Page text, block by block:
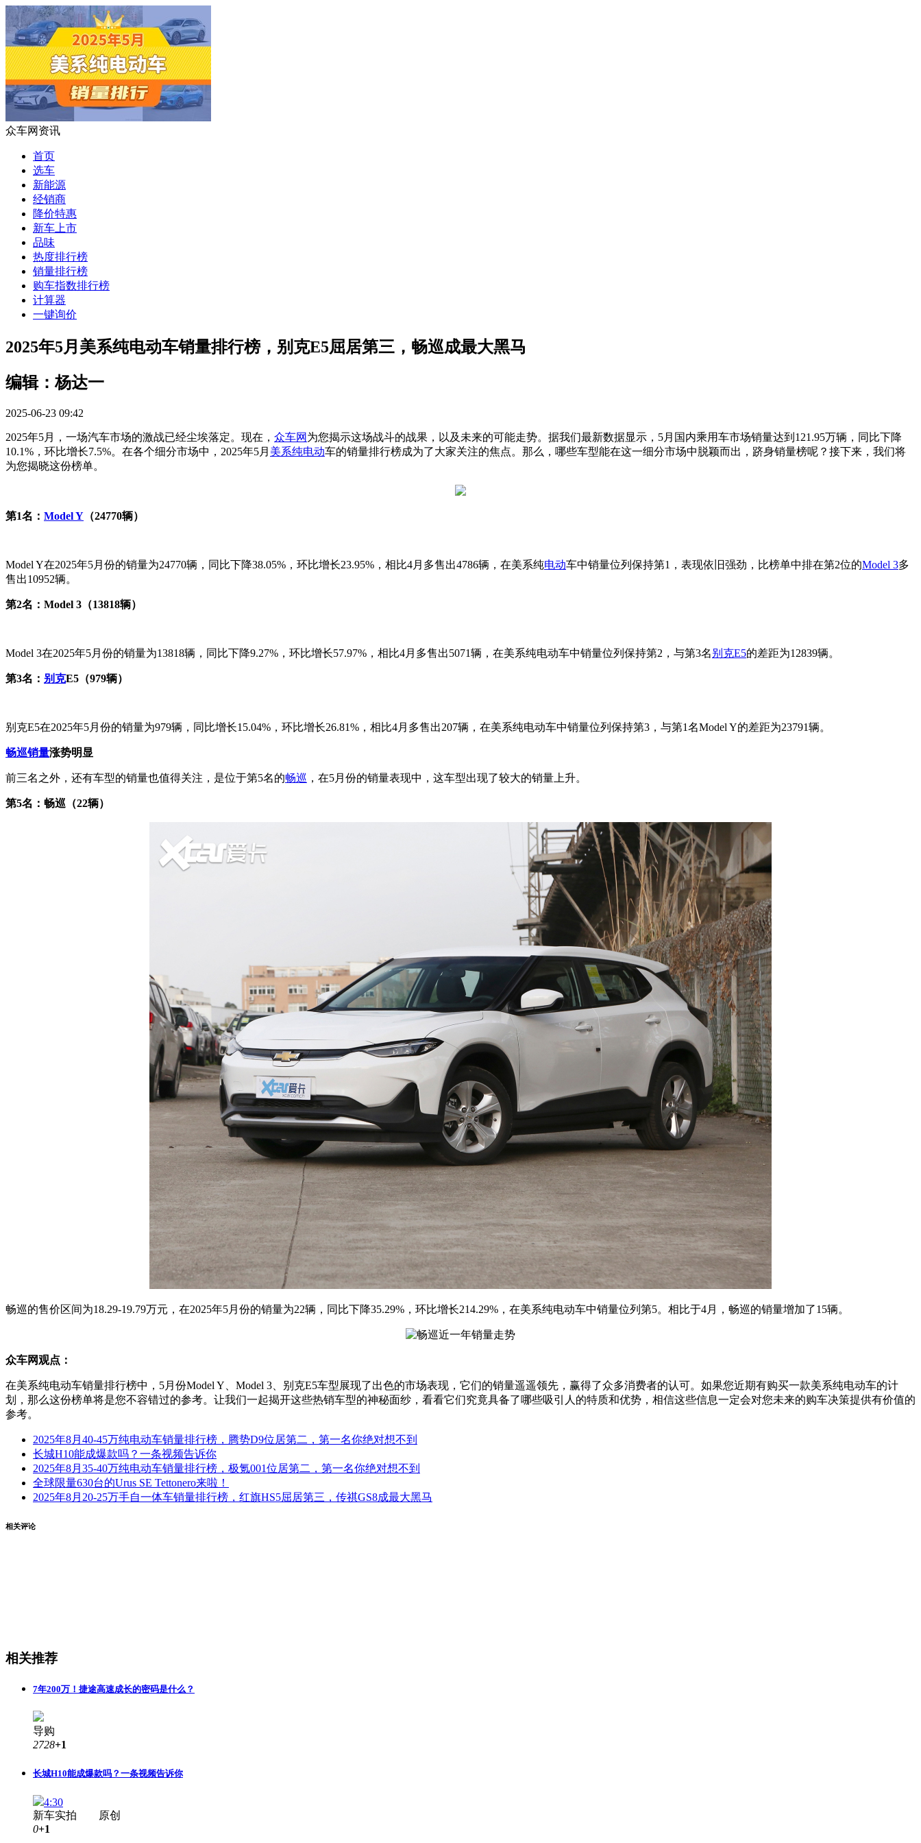
众车网资讯
首页
选车
新能源
经销商
降价特惠
新车上市
品味
热度排行榜
销量排行榜
购车指数排行榜
计算器
一键询价
2025年5月美系纯电动车销量排行榜，别克E5屈居第三，畅巡成最大黑马
编辑：杨达一
2025-06-23 09:42
2025年5月，一场汽车市场的激战已经尘埃落定。现在， 众车网 为您揭示这场战斗的战果，以及未来的可能走势。据我们最新数据显示，5月国内乘用车市场销量达到121.95万辆，同比下降
10.1%，环比增长7.5%。在各个细分市场中，2025年5月 美系纯电动车的销量排行榜成为了大家关注的焦点。那么，哪些车型能在这一细分市场中脱颖而出，跻身销量榜呢？接下来，我们将
为您揭晓这份榜单。
第1名： Model Y （24770辆）
Model Y在2025年5月份的销量为24770辆，同比下降38.05%，环比增长23.95%，相比4月多售出4786辆，在美系纯电动车中销量位列保持第1，表现依旧强劲，比榜单中排在第2位的Model 3多
售出10952辆。
第2名：Model 3（13818辆）
Model 3在2025年5月份的销量为13818辆，同比下降9.27%，环比增长57.97%，相比4月多售出5071辆，在美系纯电动车中销量位列保持第2，与第3名别克E5的差距为12839辆。
第3名： 别克E5（979辆）
别克E5在2025年5月份的销量为979辆，同比增长15.04%，环比增长26.81%，相比4月多售出207辆，在美系纯电动车中销量位列保持第3，与第1名Model Y的差距为23791辆。
畅巡销量涨势明显
前三名之外，还有车型的销量也值得关注，是位于第5名的畅巡 ，在5月份的销量表现中，这车型出现了较大的销量上升。
第5名：畅巡（22辆）
畅巡的售价区间为18.29-19.79万元，在2025年5月份的销量为22辆，同比下降35.29%，环比增长214.29%，在美系纯电动车中销量位列第5。相比于4月，畅巡的销量增加了15辆。
众车网观点：
在美系纯电动车销量排行榜中，5月份Model Y、Model 3、别克E5车型展现了出色的市场表现，它们的销量遥遥领先，赢得了众多消费者的认可。如果您近期有购买一款美系纯电动车的计
划，那么这份榜单将是您不容错过的参考。让我们一起揭开这些热销车型的神秘面纱，看看它们究竟具备了哪些吸引人的特质和优势，相信这些信息一定会对您未来的购车决策提供有价值的
参考。
2025年8月40-45万纯电动车销量排行榜，腾势D9位居第二，第一名你绝对想不到
长城H10能成爆款吗？一条视频告诉你
2025年8月35-40万纯电动车销量排行榜，极氪001位居第二，第一名你绝对想不到
全球限量630台的Urus SE Tettonero来啦！
2025年8月20-25万手自一体车销量排行榜，红旗HS5屈居第三，传祺GS8成最大黑马
相关评论
相关推荐
7年200万！捷途高速成长的密码是什么？
导购
2728+1
长城H10能成爆款吗？一条视频告诉你
4:30
新车实拍 原创
0+1